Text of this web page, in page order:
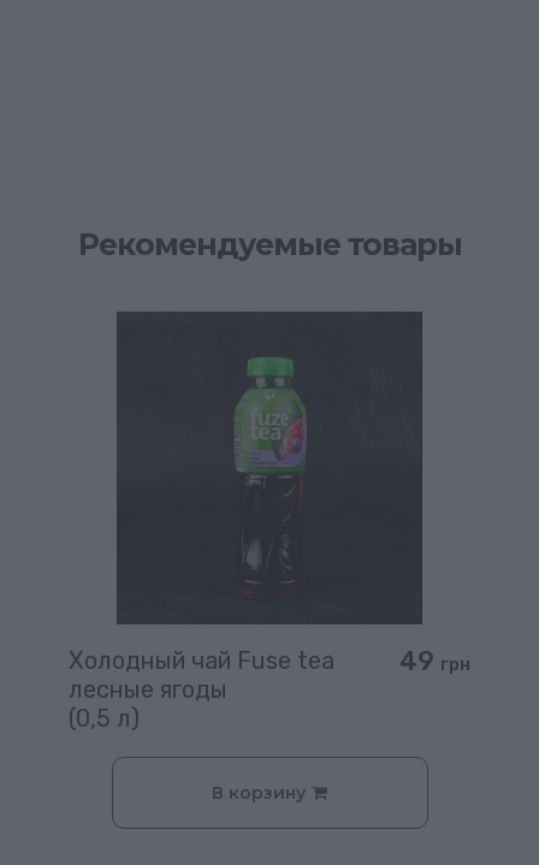
Рекомендуемые товары
Холодный чай Fuse tea
лесные ягоды
(0,5 л)
49 грн
В корзину